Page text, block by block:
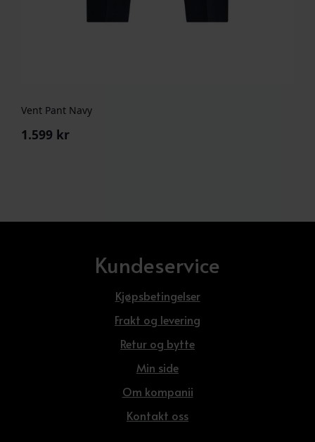
Vent Pant Navy
1.599 kr
Kundeservice
Kjøpsbetingelser
Frakt og levering
Retur og bytte
Min side
Om kompanii
Kontakt oss